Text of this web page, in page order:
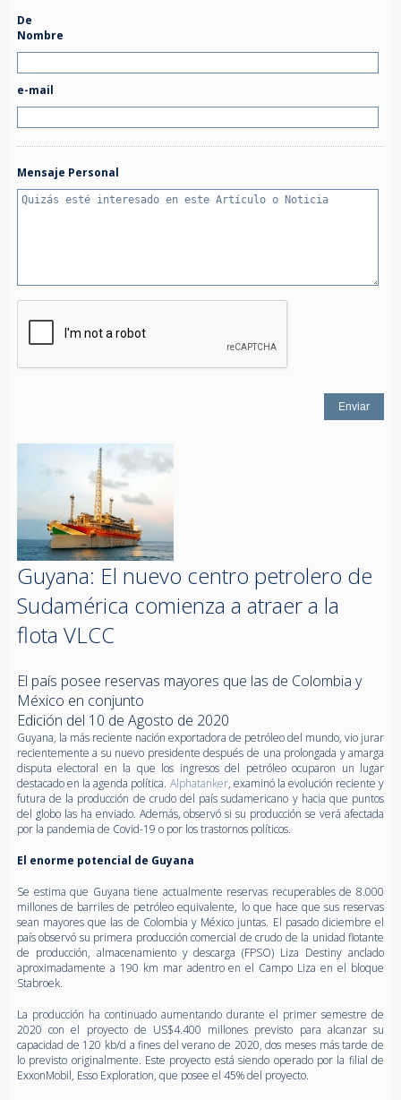
De
Nombre
e-mail
Mensaje Personal
Guyana: El nuevo centro petrolero de
Sudamérica comienza a atraer a la
flota VLCC
El país posee reservas mayores que las de Colombia y
México en conjunto
Edición del 10 de Agosto de 2020
Guyana, la más reciente nación exportadora de petróleo del mundo, vio jurar
recientemente a su nuevo presidente después de una prolongada y amarga
disputa electoral en la que los ingresos del petróleo ocuparon un lugar
destacado en la agenda política. Alphatanker, examinó la evolución reciente y
futura de la producción de crudo del país sudamericano y hacia que puntos
del globo las ha enviado. Además, observó si su producción se verá afectada
por la pandemia de Covid-19 o por los trastornos políticos.
El enorme potencial de Guyana
Se estima que Guyana tiene actualmente reservas recuperables de 8.000
millones de barriles de petróleo equivalente, lo que hace que sus reservas
sean mayores que las de Colombia y México juntas. El pasado diciembre el
país observó su primera producción comercial de crudo de la unidad flotante
de producción, almacenamiento y descarga (FPSO) Liza Destiny anclado
aproximadamente a 190 km mar adentro en el Campo Liza en el bloque
Stabroek.
La producción ha continuado aumentando durante el primer semestre de
2020 con el proyecto de US$4.400 millones previsto para alcanzar su
capacidad de 120 kb/d a fines del verano de 2020, dos meses más tarde de
lo previsto originalmente. Este proyecto está siendo operado por la filial de
ExxonMobil, Esso Exploration, que posee el 45% del proyecto.